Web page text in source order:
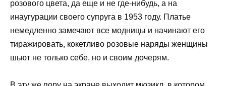
розового цвета, да еще и не где-нибудь, а на
инаугурации своего супруга в 1953 году. Платье
немедленно замечают все модницы и начинают его
тиражировать, кокетливо розовые наряды женщины
шьют не только себе, но и своим дочерям.